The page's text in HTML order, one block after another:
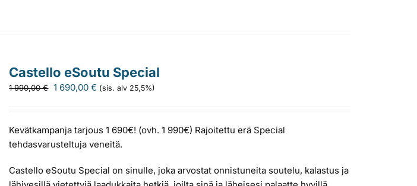
Castello eSoutu Special
1 990,00€ Alkuperäinen
1
990,00 €.
1 690,00€ Nykyinen
1
690,00 €.
(sis. alv 25,5%)
Kevätkampanja tarjous 1 690€! (ovh. 1 990€) Rajoitettu erä Special
tehdasvarusteltuja veneitä.
Castello eSoutu Special on sinulle, joka arvostat onnistuneita soutelu, kalastus ja